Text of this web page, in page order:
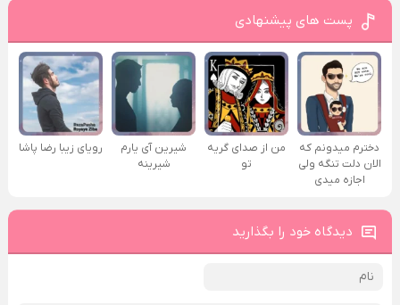
پست های پیشنهادی
دخترم میدونم که
الان دلت تنگه ولی
اجازه میدی
من از صدای گريه
تو
شیرین آی یارم
شیرینه
رویای زیبا رضا پاشا
دیدگاه خود را بگذارید